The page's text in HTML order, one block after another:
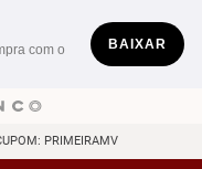
com o
BAIXAR
PRIMEIRAMV